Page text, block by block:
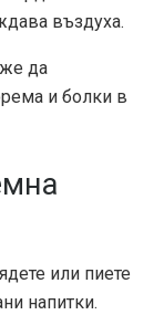
въздуха.
да
и болки в
или пиете
напитки.